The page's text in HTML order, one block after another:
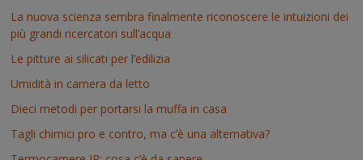
La nuova scienza sembra finalmente riconoscere le intuizioni dei
più grandi ricercatori sull’acqua
Le pitture ai silicati per l’edilizia
Umidità in camera da letto
Dieci metodi per portarsi la muffa in casa
Tagli chimici pro e contro, ma c’è una alternativa?